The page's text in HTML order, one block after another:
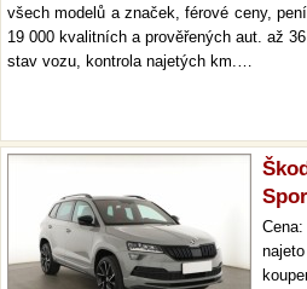
všech modelů a značek, férové ceny,
19 000 kvalitních a prověřených aut. až
stav vozu, kontrola najetých km.…
Cena: